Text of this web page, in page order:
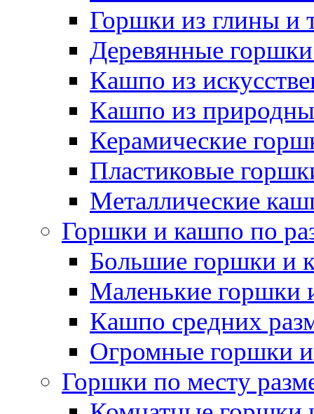
Горшки из глины и
Деревянные
Кашпо из
Кашпо из
Керамические
Пластиковые
Металлические
Горшки и кашпо по
Большие горшки и
Маленькие горшки
Кашпо средних
Огромные горшки
Горшки по месту